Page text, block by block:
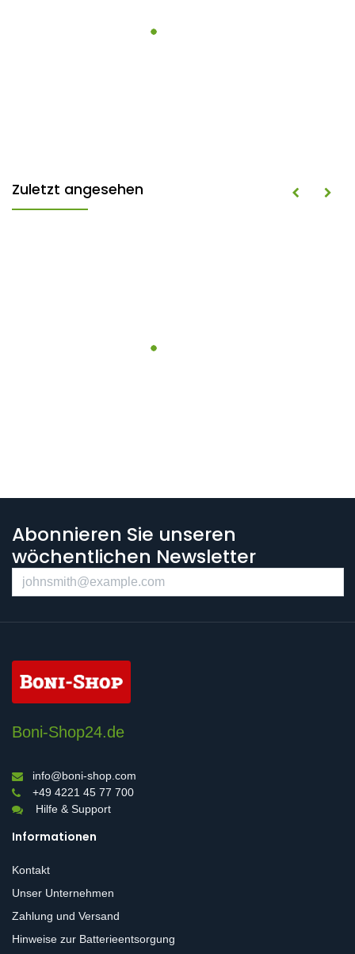
Zuletzt angesehen
Abonnieren Sie unseren
wöchentlichen Newsletter
Boni-Shop24.de
info@boni-shop.com
+49 4221 45 77 700
Hilfe & Support
Informationen
Kontakt
Unser Unternehmen
Zahlung und Versand
Hinweise zur Batterieentsorgung